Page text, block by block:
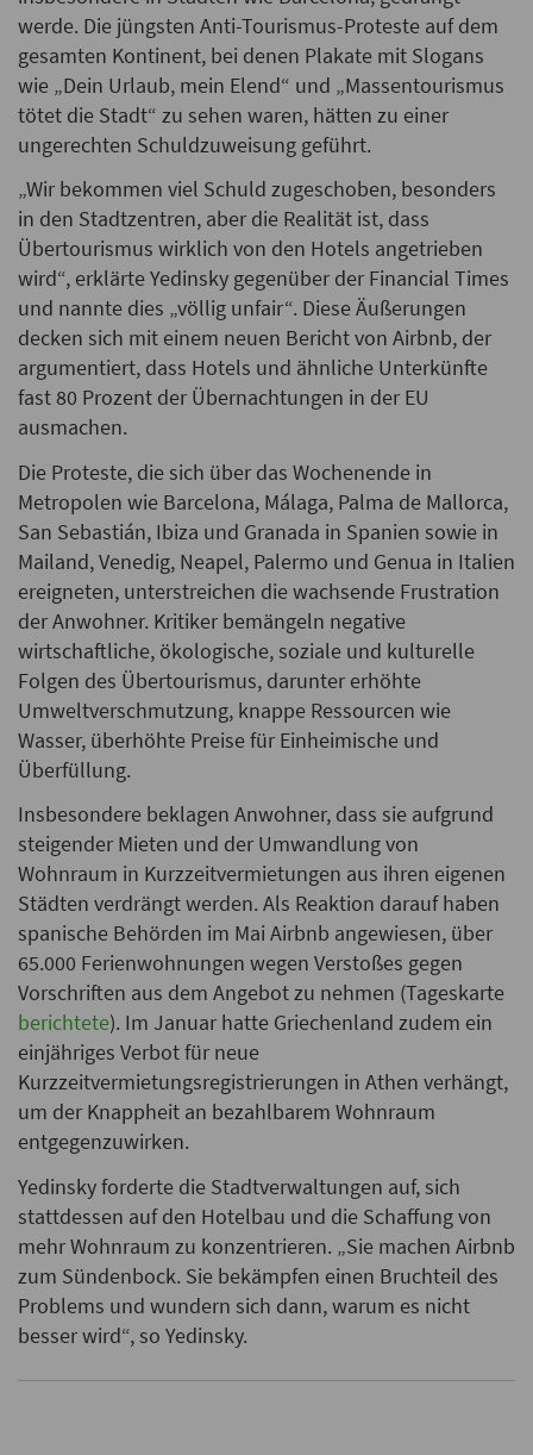
werde. Die jüngsten Anti-Tourismus-Proteste auf dem
gesamten Kontinent, bei denen Plakate mit Slogans
wie „Dein Urlaub, mein Elend“ und „Massentourismus
tötet die Stadt“ zu sehen waren, hätten zu einer
ungerechten Schuldzuweisung geführt.
„Wir bekommen viel Schuld zugeschoben, besonders
in den Stadtzentren, aber die Realität ist, dass
Übertourismus wirklich von den Hotels angetrieben
wird“, erklärte Yedinsky gegenüber der Financial Times
und nannte dies „völlig unfair“. Diese Äußerungen
decken sich mit einem neuen Bericht von Airbnb, der
argumentiert, dass Hotels und ähnliche Unterkünfte
fast 80 Prozent der Übernachtungen in der EU
ausmachen.
Die Proteste, die sich über das Wochenende in
Metropolen wie Barcelona, Málaga, Palma de Mallorca,
San Sebastián, Ibiza und Granada in Spanien sowie in
Mailand, Venedig, Neapel, Palermo und Genua in Italien
ereigneten, unterstreichen die wachsende Frustration
der Anwohner. Kritiker bemängeln negative
wirtschaftliche, ökologische, soziale und kulturelle
Folgen des Übertourismus, darunter erhöhte
Umweltverschmutzung, knappe Ressourcen wie
Wasser, überhöhte Preise für Einheimische und
Überfüllung.
Insbesondere beklagen Anwohner, dass sie aufgrund
steigender Mieten und der Umwandlung von
Wohnraum in Kurzzeitvermietungen aus ihren eigenen
Städten verdrängt werden. Als Reaktion darauf haben
spanische Behörden im Mai Airbnb angewiesen, über
65.000 Ferienwohnungen wegen Verstoßes gegen
Vorschriften aus dem Angebot zu nehmen (Tageskarte
berichtete). Im Januar hatte Griechenland zudem ein
einjähriges Verbot für neue
Kurzzeitvermietungsregistrierungen in Athen verhängt,
um der Knappheit an bezahlbarem Wohnraum
entgegenzuwirken.
Yedinsky forderte die Stadtverwaltungen auf, sich
stattdessen auf den Hotelbau und die Schaffung von
mehr Wohnraum zu konzentrieren. „Sie machen Airbnb
zum Sündenbock. Sie bekämpfen einen Bruchteil des
Problems und wundern sich dann, warum es nicht
besser wird“, so Yedinsky.